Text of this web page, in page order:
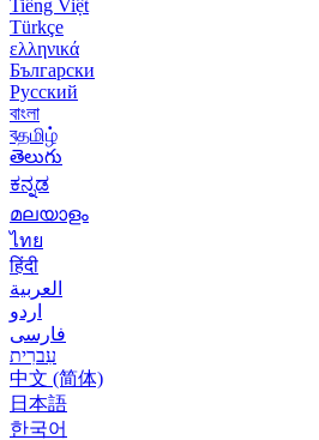
Tiếng Việt
Türkçe
ελληνικά
Български
Русский
বাংলা
বதமிழ்
తెలుగు
ಕನ್ನಡ
മലയാളം
ไทย
हिंदी
العربية
اردو
فارسی
עִברִית
中文 (简体)
日本語
한국어